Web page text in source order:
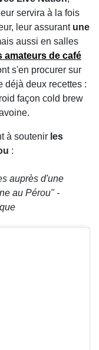
servira à la fois
leur assurant une
aussi en salles
amateurs de café
s'en procurer sur
déjà deux recettes :
façon cold brew
à soutenir les
:
auprès d'une
au Pérou" -